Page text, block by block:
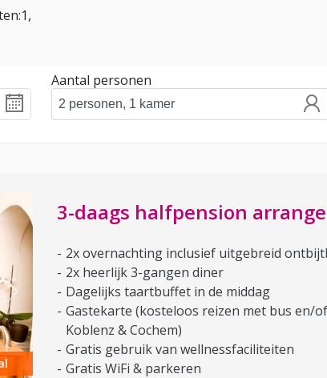
Aantal personen
Next
3-daags halfpension
2x overnachting inclusief uitgebreid
2x heerlijk 3-gangen diner
Dagelijks taartbuffet in de middag
Gastekarte (kosteloos reizen met bus en/
Koblenz & Cochem)
Gratis gebruik van wellnessfaciliteiten
Gratis WiFi & parkeren